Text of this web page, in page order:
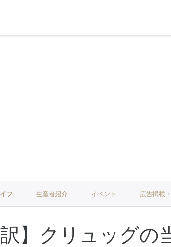
フ 生産者紹介 イベント 広告掲載
】クリュッグの